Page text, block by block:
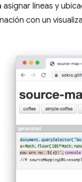
asignar líneas y
con un